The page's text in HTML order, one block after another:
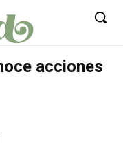
acciones